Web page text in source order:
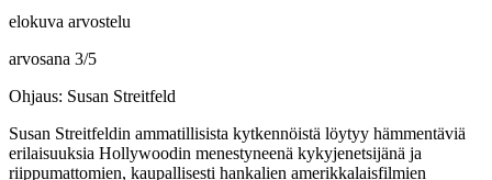
elokuva arvostelu
arvosana 3/5
Ohjaus: Susan Streitfeld
Susan Streitfeldin ammatillisista kytkennöistä löytyy hämmentäviä
erilaisuuksia Hollywoodin menestyneenä kykyjenetsijänä ja
riippumattomien, kaupallisesti hankalien amerikkalaisfilmien